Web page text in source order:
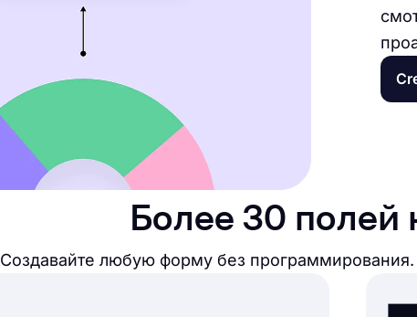
Более 30 полей
Создавайте любую форму без